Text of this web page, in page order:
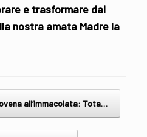
e trasformare dal
nostra amata Madre la
all’Immacolata: Tota…